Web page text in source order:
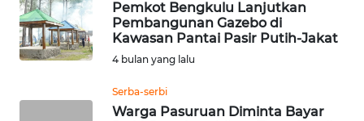
Pemkot Bengkulu Lanjutkan
Pembangunan Gazebo di
Kawasan Pantai Pasir Putih-Jakat
4 bulan yang lalu
Serba-serbi
Warga Pasuruan Diminta Bayar
WN DELI
SERDANG
WN